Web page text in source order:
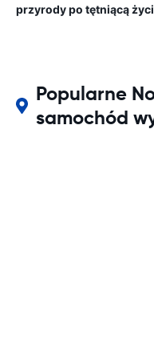
przyrody po tętniącą
Popularne
samochód